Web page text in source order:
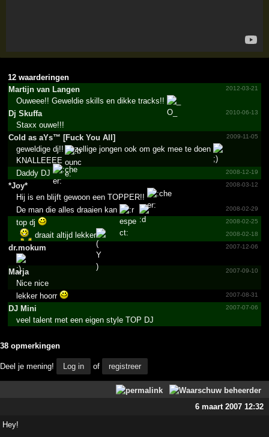
12 waarderingen
Martijn van Langen
2012-03-21
Ouweee!! Geweldie skills en dikke tracks!!
Dj Skuffa
2010-06-13
Staxx ouwe!!!
Cold as aYs™ [Fuck You All]
2009-11-05
geweldige dj!! gezellige jongen ook om gek mee te doen
KNALLEEEE
2008-12-19
Daddy DJ
*Joy*
2008-03-12
Hij is en blijft gewoon een TOPPER!!
2008-02-29
De man die alles draaien kan
2008-02-25
top dj
2008-02-18
draait altijd lekker
dr.mokum
2007-12-06
Marja 2007-09-10
Nice nice
2007-08-31
lekker hoorr
DJ Mini
2007-07-06
veel talent met een eigen style TOP DJ
38 opmerkingen
Deel je mening! Log in of registreer
6 maart 2007 12:32
Hey!